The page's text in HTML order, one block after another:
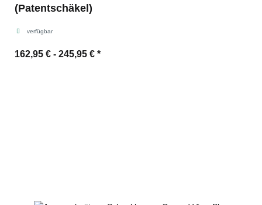
(Patentschäkel)
verfügbar
162,95 € - 245,95 € *